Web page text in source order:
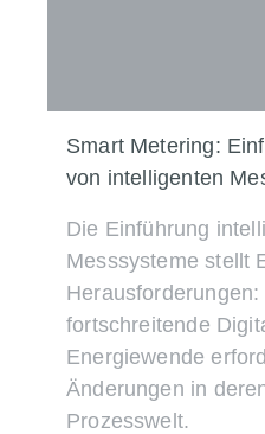
Smart Metering:
von intelligenten
Die Einführung
Messsysteme stellt
Herausforderungen:
fortschreitende
Energiewende
Änderungen in
Prozesswelt.